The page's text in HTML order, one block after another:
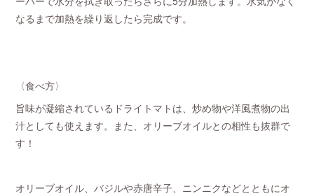
なるまで加熱を繰り返したら完成です。
〈食べ方〉
旨味が凝縮されているドライトマトは、炒め物や洋風煮物の出
汁としても使えます。また、オリーブオイルとの相性も抜群で
す！
オリーブオイル、バジルや赤唐辛子、ニンニクなどとともにオ